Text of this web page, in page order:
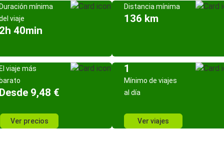
Duración mínima
viaje
2h 40min
Distancia mínima
136 km
El viaje más
barato
Desde 9,48 €
Ver precios
1
Mínimo de viajes
al día
Ver viajes